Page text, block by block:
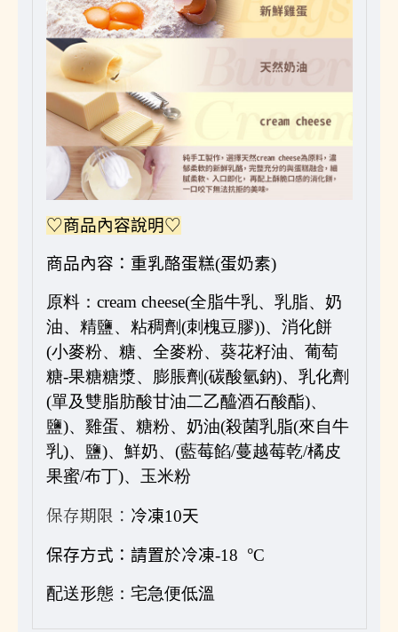
♡商品內容說明♡
商品內容： 重乳酪蛋糕(蛋奶素)
原料： cream cheese(全脂牛乳、乳脂、奶
油、精鹽、粘稠劑(刺槐豆膠))、消化餅
(小麥粉、糖、全麥粉、葵花籽油、葡萄
糖-果糖糖漿、膨脹劑(碳酸氫鈉)、乳化劑
(單及雙脂肪酸甘油二乙醯酒石酸酯)、
鹽)、雞蛋、糖粉、奶油(殺菌乳脂(來自牛
乳)、鹽)、鮮奶、(藍莓餡/蔓越莓乾/橘皮
果蜜/布丁)、玉米粉
保存期限： 冷凍10天
保存方式： 請置於冷凍-18 °C
配送形態：宅急便低溫